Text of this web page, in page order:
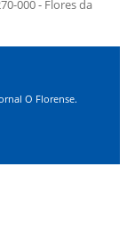
000 - Flores da
O Florense.